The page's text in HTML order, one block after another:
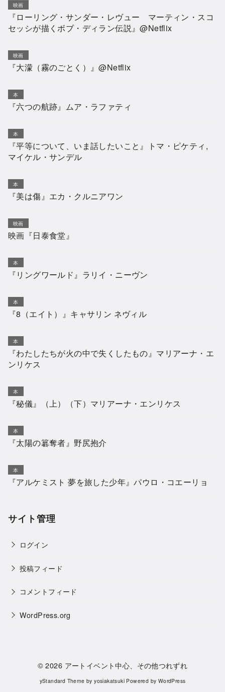
映画
『ローリング・サンダー・レヴュー マーティン・スコ
セッシが描くボブ・ディラン伝説』@Netflix
映画
『大濛（霧のごとく）』@Netflix
本
『六つの航跡』ムア・ラファティ
本
『平等について、いま話したいこと』トマ・ピケティ,
マイケル・サンデル
本
『美は傷』エカ・クルニアワン
映画
映画『日泰食堂』
本
『リングワールド』ラリイ・ニーヴン
本
『8（エイト）』キャサリン ネヴィル
本
『わたしたちが火の中で失くしたもの』マリアーナ・エ
ンリケス
本
『秘儀』（上）（下）マリアーナ・エンリケス
本
『太陽の簒奪者』野尻抱介
本
『アルケミスト 夢を旅した少年』パウロ・コエーリョ
サイト管理
ログイン
投稿フィード
コメントフィード
WordPress.org
© 2026 アートイベント中心、その他つれずれ
yStandard Theme byyosiakatsuki Powered by WordPress